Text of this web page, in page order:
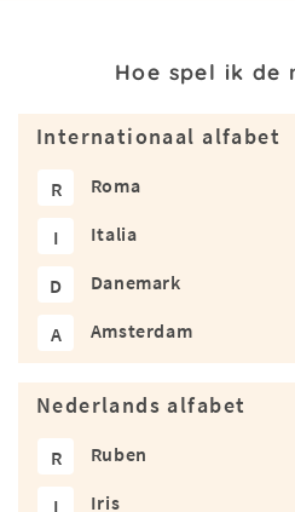
Hoe spel ik de
Internationaal alfabet
R Roma
I Italia
D Danemark
A Amsterdam
Nederlands alfabet
R Ruben
I Iris